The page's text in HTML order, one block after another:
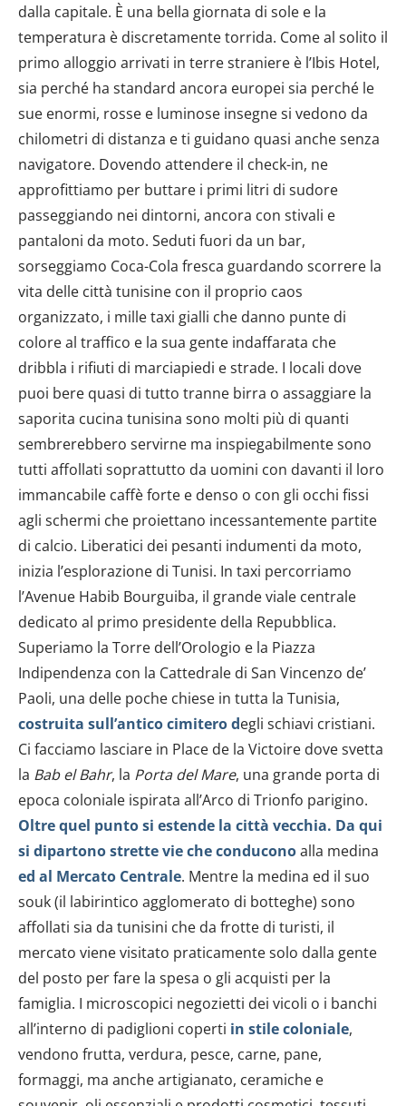
dalla capitale. È una bella giornata di sole e la
temperatura è discretamente torrida. Come al solito il
primo alloggio arrivati in terre straniere è l’Ibis Hotel,
sia perché ha standard ancora europei sia perché le
sue enormi, rosse e luminose insegne si vedono da
chilometri di distanza e ti guidano quasi anche senza
navigatore. Dovendo attendere il check-in, ne
approfittiamo per buttare i primi litri di sudore
passeggiando nei dintorni, ancora con stivali e
pantaloni da moto. Seduti fuori da un bar,
sorseggiamo Coca-Cola fresca guardando scorrere la
vita delle città tunisine con il proprio caos
organizzato, i mille taxi gialli che danno punte di
colore al traffico e la sua gente indaffarata che
dribbla i rifiuti di marciapiedi e strade. I locali dove
puoi bere quasi di tutto tranne birra o assaggiare la
saporita cucina tunisina sono molti più di quanti
sembrerebbero servirne ma inspiegabilmente sono
tutti affollati soprattutto da uomini con davanti il loro
immancabile caffè forte e denso o con gli occhi fissi
agli schermi che proiettano incessantemente partite
di calcio. Liberatici dei pesanti indumenti da moto,
inizia l’esplorazione di Tunisi. In taxi percorriamo
l’Avenue Habib Bourguiba, il grande viale centrale
dedicato al primo presidente della Repubblica.
Superiamo la Torre dell’Orologio e la Piazza
Indipendenza con la Cattedrale di San Vincenzo de’
Paoli, una delle poche chiese in tutta la Tunisia,
costruita sull’antico cimitero degli schiavi cristiani.
Ci facciamo lasciare in Place de la Victoire dove svetta
la Bab el Bahr, la Porta del Mare, una grande porta di
epoca coloniale ispirata all’Arco di Trionfo parigino.
Oltre quel punto si estende la città vecchia. Da qui
si dipartono strette vie che conduconoalla medina
ed al Mercato Centrale. Mentre la medina ed il suo
souk (il labirintico agglomerato di botteghe) sono
affollati sia da tunisini che da frotte di turisti, il
mercato viene visitato praticamente solo dalla gente
del posto per fare la spesa o gli acquisti per la
famiglia. I microscopici negozietti dei vicoli o i banchi
all’interno di padiglioni coperti in stile coloniale,
vendono frutta, verdura, pesce, carne, pane,
formaggi, ma anche artigianato, ceramiche e